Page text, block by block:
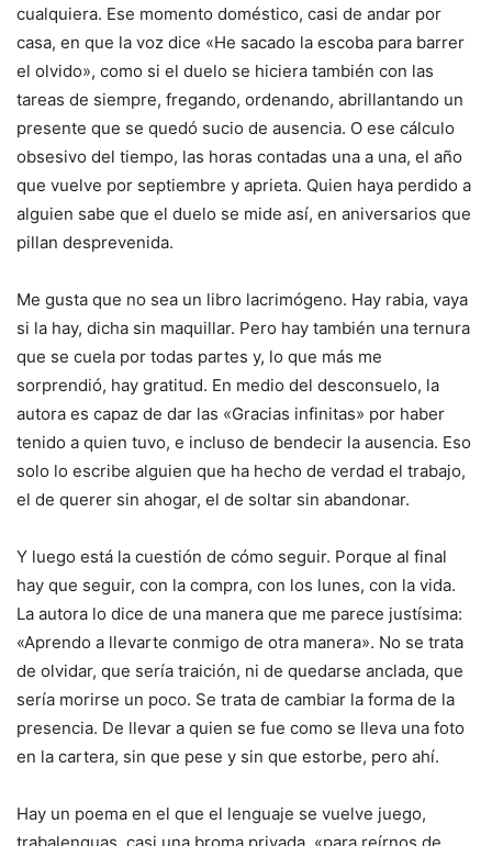
cualquiera. Ese momento doméstico, casi de andar por
casa, en que la voz dice «He sacado la escoba para barrer
el olvido», como si el duelo se hiciera también con las
tareas de siempre, fregando, ordenando, abrillantando un
presente que se quedó sucio de ausencia. O ese cálculo
obsesivo del tiempo, las horas contadas una a una, el año
que vuelve por septiembre y aprieta. Quien haya perdido a
alguien sabe que el duelo se mide así, en aniversarios que
pillan desprevenida.
Me gusta que no sea un libro lacrimógeno. Hay rabia, vaya
si la hay, dicha sin maquillar. Pero hay también una ternura
que se cuela por todas partes y, lo que más me
sorprendió, hay gratitud. En medio del desconsuelo, la
autora es capaz de dar las «Gracias infinitas» por haber
tenido a quien tuvo, e incluso de bendecir la ausencia. Eso
solo lo escribe alguien que ha hecho de verdad el trabajo,
el de querer sin ahogar, el de soltar sin abandonar.
Y luego está la cuestión de cómo seguir. Porque al final
hay que seguir, con la compra, con los lunes, con la vida.
La autora lo dice de una manera que me parece justísima:
«Aprendo a llevarte conmigo de otra manera». No se trata
de olvidar, que sería traición, ni de quedarse anclada, que
sería morirse un poco. Se trata de cambiar la forma de la
presencia. De llevar a quien se fue como se lleva una foto
en la cartera, sin que pese y sin que estorbe, pero ahí.
Hay un poema en el que el lenguaje se vuelve juego,